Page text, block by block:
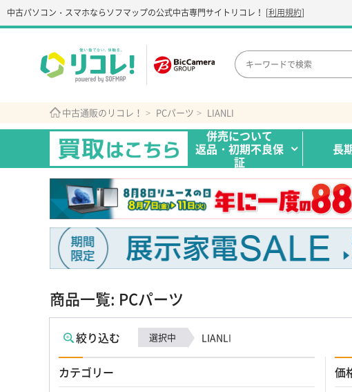
中古パソコン・スマホならソフマップの公式中古専門サイト リコレ！ [利用規約]
中古通販のリコレ！ PCパーツ LIANLI
併売について
返品・初期不良保
証
長
商品一覧: PCパーツ
絞り込む 選択中 LIANLI
カテゴリー 価